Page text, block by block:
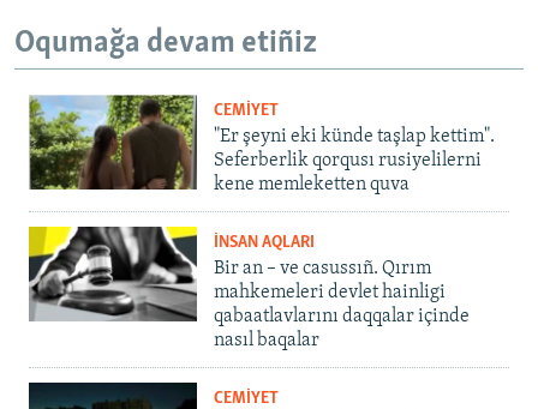
Oqumağa devam etiñiz
CEMİYET
"Er şeyni eki künde taşlap kettim".
Seferberlik qorqusı rusiyelilerni
kene memleketten quva
İNSAN AQLARI
Bir an – ve casussıñ. Qırım
mahkemeleri devlet hainligi
qabaatlavlarını daqqalar içinde
nasıl baqalar
CEMİYET